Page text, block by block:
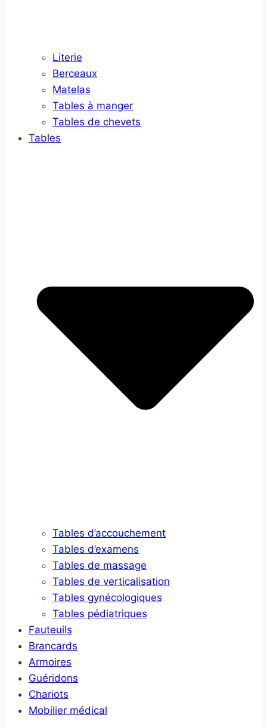
Literie
Berceaux
Matelas
Tables à manger
Tables de chevets
Tables
Tables d’accouchement
Tables d’examens
Tables de massage
Tables de verticalisation
Tables gynécologiques
Tables pédiatriques
Fauteuils
Brancards
Armoires
Guéridons
Chariots
Mobilier médical